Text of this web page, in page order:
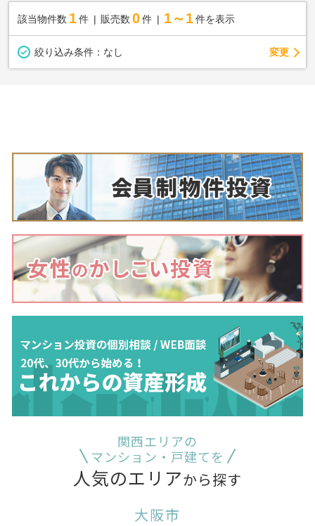
該当物件数 1件 販売数 0 件 1～1 件を表示
絞り込み条件： なし 変更
関西エリアの
マンション・戸建てを
人気のエリアから探す
大阪市